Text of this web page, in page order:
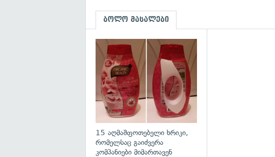
ბოლო მასალები
15 აღმაშფოთებელი ხრიკი,
რომელსაც გაიძვერა
კომპანიები მიმართავენ